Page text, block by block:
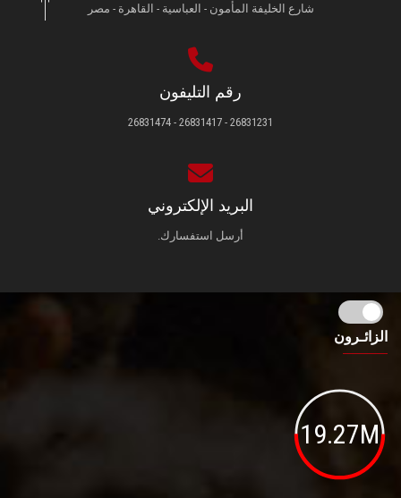
شارع الخليفة المأمون - العباسية - القاهرة - مصر
رقم التليفون
26831231 - 26831417 - 26831474
البريد الإلكتروني
أرسل استفسارك.
الزائـرون
19.27M